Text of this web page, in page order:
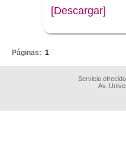
[Descargar]
Páginas: 1
Servicio
Av.